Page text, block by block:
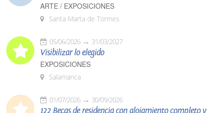
ARTE / EXPOSICIONES
Santa Marta de Tormes
05/06/2026 31/03/2027
Visibilizar lo elegido
EXPOSICIONES
Salamanca
01/07/2026 30/09/2026
122 Becas de residencia con alojamiento completo y